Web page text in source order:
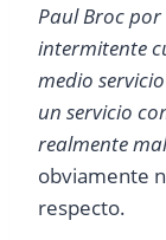
Paul Broc
intermitente
medio
un servicio
realmente
obviamente
respecto.